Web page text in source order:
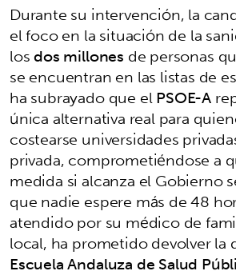
Durante su intervención, la
el foco en la situación de la
losdos millones de personas
se encuentran en las listas de
ha subrayado que elPSOE-A
única alternativa real para
costearse universidades
privada, comprometiéndose a
medida si alcanza el Gobierno
que nadie espere más de 48
atendido por su médico de
local, ha prometido devolver la
Escuela Andaluza de Salud